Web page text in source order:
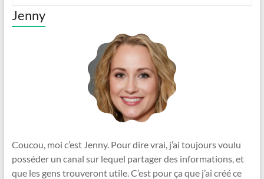
Jenny
Coucou, moi c’est Jenny. Pour dire vrai, j’ai toujours voulu
posséder un canal sur lequel partager des informations, et
que les gens trouveront utile. C’est pour ça que j’ai créé ce